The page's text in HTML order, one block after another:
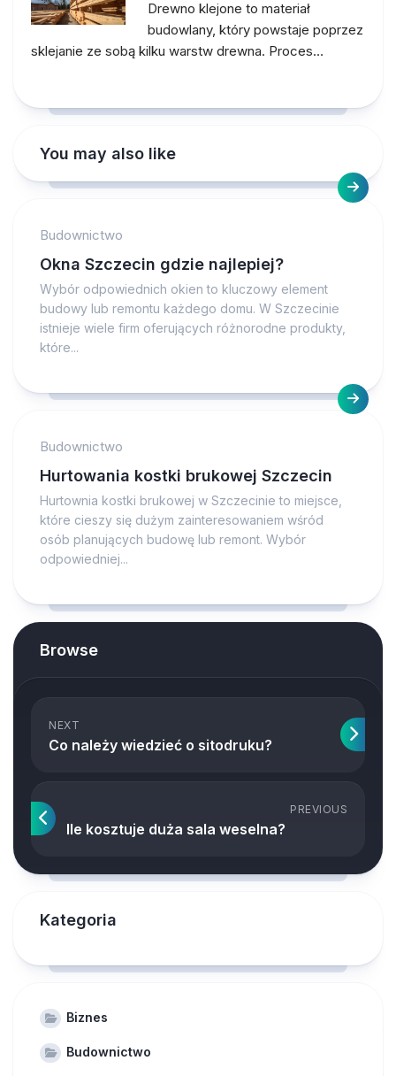
Drewno klejone to materiał
budowlany, który powstaje poprzez
sklejanie ze sobą kilku warstw drewna. Proces…
You may also like
Budownictwo
Okna Szczecin gdzie najlepiej?
Wybór odpowiednich okien to kluczowy element
budowy lub remontu każdego domu. W Szczecinie
istnieje wiele firm oferujących różnorodne produkty,
które...
Budownictwo
Hurtowania kostki brukowej Szczecin
Hurtownia kostki brukowej w Szczecinie to miejsce,
które cieszy się dużym zainteresowaniem wśród
osób planujących budowę lub remont. Wybór
odpowiedniej...
Browse
NEXT
Co należy wiedzieć o sitodruku?
PREVIOUS
Ile kosztuje duża sala weselna?
Kategoria
Biznes
Budownictwo